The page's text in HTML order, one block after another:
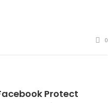
0
Protect